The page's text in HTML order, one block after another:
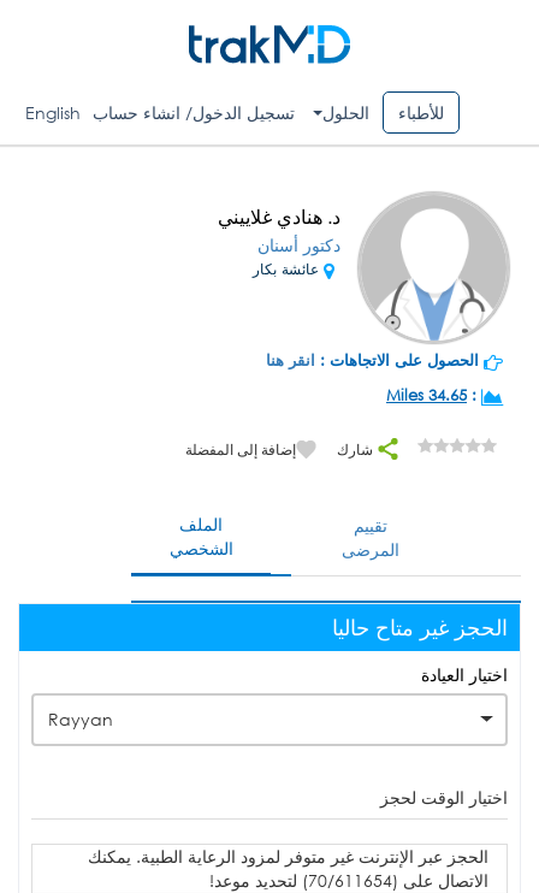
للأطباء الحلول تسجيل الدخول/ انشاء حساب English
د. هنادي غلاييني
دكتور أسنان
عائشة بكار
الحصول على الاتجاهات : انقر هنا
:
34.65 Miles
شارك إضافة إلى المفضلة
الملف
الشخصي
تقييم
المرضى
الحجز غير متاح حاليا
اختيار العيادة
Rayyan
اختيار الوقت لحجز
الحجز عبر الإنترنت غير متوفر لمزود الرعاية الطبية. يمكنك
الاتصال على (70/611654) لتحديد موعد!